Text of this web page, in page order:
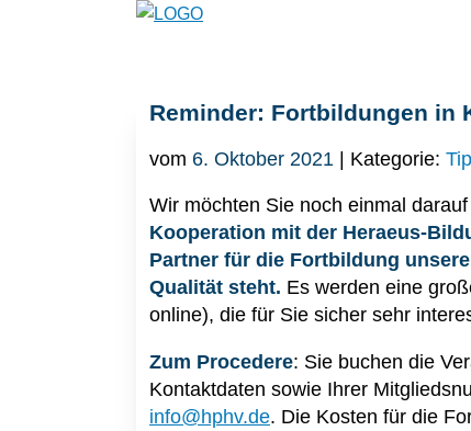
Reminder: Fortbildungen in
vom 6. Oktober 2021 | Kategorie:
Wir möchten Sie noch einmal
Kooperation mit der Heraeus-
Partner für die Fortbildung
Qualität steht. Es werden eine
online), die für Sie sicher sehr
Zum Procedere: Sie buchen die
Kontaktdaten sowie Ihrer
info@hphv.de. Die Kosten für die